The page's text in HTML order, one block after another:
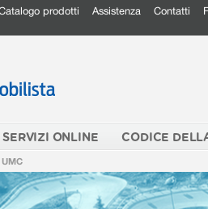
prodotti Assistenza Contatti
SERVIZI ONLINE CODICE